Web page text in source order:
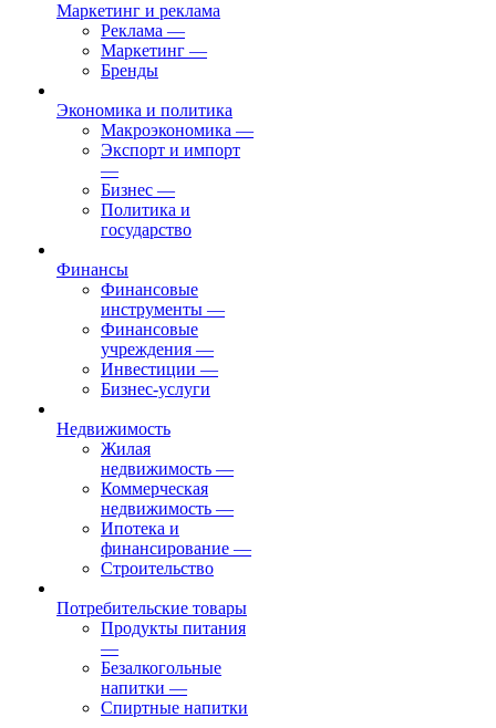
Маркетинг и реклама
Реклама —
Маркетинг —
Бренды
Экономика и политика
Макроэкономика —
Экспорт и импорт
—
Бизнес —
Политика и
государство
Финансы
Финансовые
инструменты —
Финансовые
учреждения —
Инвестиции —
Бизнес-услуги
Недвижимость
Жилая
недвижимость —
Коммерческая
недвижимость —
Ипотека и
финансирование —
Строительство
Потребительские товары
Продукты питания
—
Безалкогольные
напитки —
Спиртные напитки